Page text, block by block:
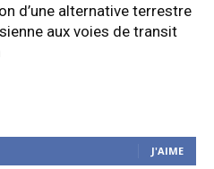
d’une alternative terrestre
aux voies de transit
J'AIME